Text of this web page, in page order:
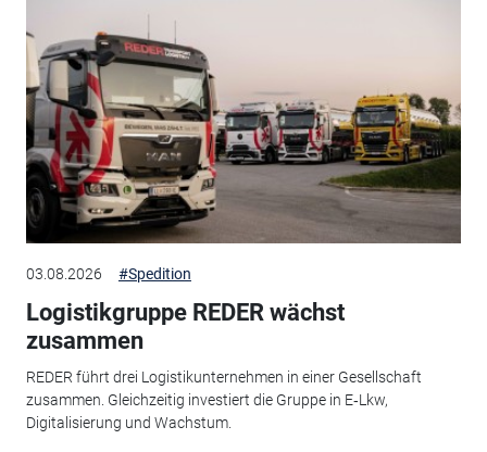
03.08.2026 #Spedition
Logistikgruppe REDER wächst
zusammen
REDER führt drei Logistikunternehmen in einer Gesellschaft
zusammen. Gleichzeitig investiert die Gruppe in E‑Lkw,
Digitalisierung und Wachstum.